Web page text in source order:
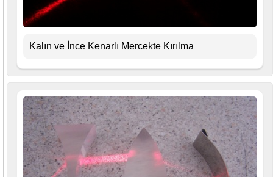
Kalın ve İnce Kenarlı Mercekte Kırılma